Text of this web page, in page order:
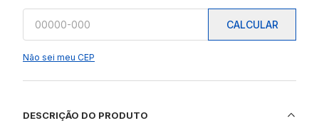
CALCULAR
Não sei meu CEP
DESCRIÇÃO DO PRODUTO